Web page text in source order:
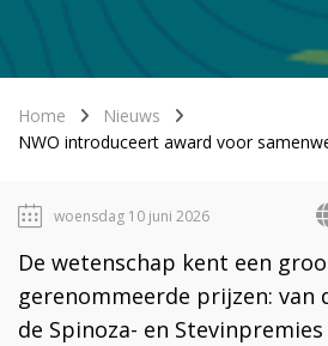
Home
Nieuws
NWO introduceert award voor
woensdag 10 juni 2026
De wetenschap kent een
gerenommeerde prijzen:
de Spinoza- en